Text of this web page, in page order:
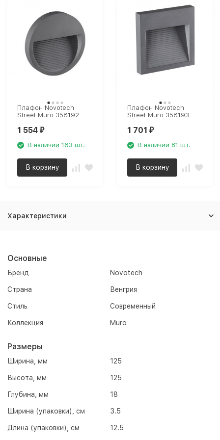
Плафон Novotech
Street Muro 358192
1 554 ₽
В наличии 163 шт.
В корзину
Плафон Novotech
Street Muro 358193
1 701 ₽
В наличии 81 шт.
В корзину
Характеристики
Основные
Бренд Novotech
Страна Венгрия
Стиль Современный
Коллекция Muro
Размеры
Ширина, мм 125
Высота, мм 125
Глубина, мм 18
Ширина (упаковки), см 3.5
Длина (упаковки), см 12.5